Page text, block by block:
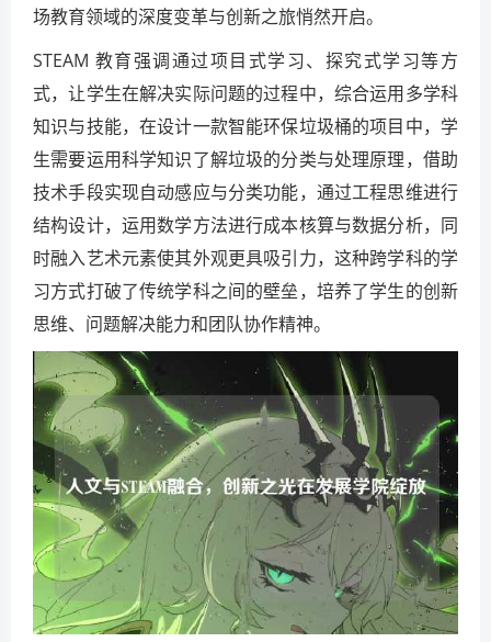
场教育领域的深度变革与创新之旅悄然开启。
STEAM 教育强调通过项目式学习、探究式学习等方
式，让学生在解决实际问题的过程中，综合运用多学科
知识与技能，在设计一款智能环保垃圾桶的项目中，学
生需要运用科学知识了解垃圾的分类与处理原理，借助
技术手段实现自动感应与分类功能，通过工程思维进行
结构设计，运用数学方法进行成本核算与数据分析，同
时融入艺术元素使其外观更具吸引力，这种跨学科的学
习方式打破了传统学科之间的壁垒，培养了学生的创新
思维、问题解决能力和团队协作精神。